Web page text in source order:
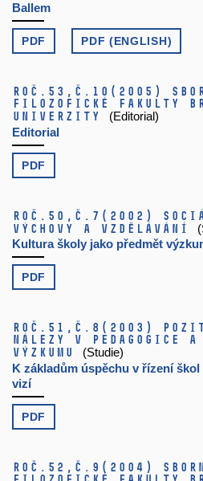
Ballem
PDF PDF (ENGLISH)
Roč.53, č.10 (2005)
filozofické fakulty
univerzity
(Editorial)
Editorial
PDF
Roč.50, č.7 (2002)
výchovy a vzdělávání
Kultura školy jako předmět
PDF
Roč.51, č.8 (2003)
nálezy v pedagogice a
výzkumu
(Studie)
K základům úspěchu v řízení
vizí
PDF
Roč.52, č.9 (2004)